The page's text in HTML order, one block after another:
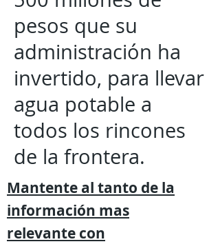
pesos que su
administración ha
invertido, para llevar
agua potable a
todos los rincones
de la frontera.
Mantente al tanto de la
información mas
relevante con